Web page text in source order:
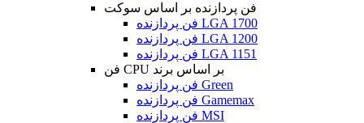
فن پردازنده بر اساس سوکت
فن پردازنده LGA 1700
فن پردازنده LGA 1200
فن پردازنده LGA 1151
فن CPU بر اساس برند
فن پردازنده Green
فن پردازنده Gamemax
فن پردازنده MSI